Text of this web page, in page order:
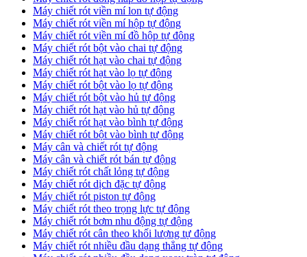
Máy chiết rót viền mí lon tự động
Máy chiết rót viền mí hộp tự động
Máy chiết rót viền mí đồ hộp tự động
Máy chiết rót bột vào chai tự động
Máy chiết rót hạt vào chai tự động
Máy chiết rót hạt vào lọ tự động
Máy chiết rót bột vào lọ tự động
Máy chiết rót bột vào hủ tự động
Máy chiết rót hạt vào hủ tự động
Máy chiết rót hạt vào bình tự động
Máy chiết rót bột vào bình tự động
Máy cân và chiết rót tự động
Máy cân và chiết rót bán tự động
​Máy chiết rót chất lỏng tự động
​Máy chiết rót dịch đặc tự động
Máy chiết rót piston tự động
Máy chiết rót theo trọng lực tự động
​Máy chiết rót bơm nhu động tự động
Máy chiết rót cân theo khối lượng tự động
​Máy chiết rót nhiều đầu dạng thẳng tự động